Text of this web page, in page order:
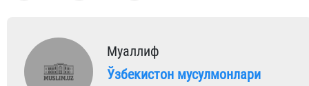
Муаллиф
Ўзбекистон мусулмонлари